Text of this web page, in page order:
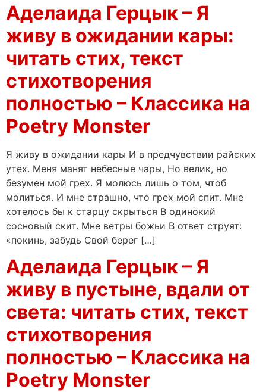
Аделаида Герцык – Я
живу в ожидании кары:
читать стих, текст
стихотворения
полностью – Классика на
Poetry Monster
Я живу в ожидании кары И в предчувствии райских
утех. Меня манят небесные чары, Но велик, но
безумен мой грех. Я молюсь лишь о том, чтоб
молиться. И мне страшно, что грех мой спит. Мне
хотелось бы к старцу скрыться В одинокий
сосновый скит. Мне ветры божьи В ответ струят:
«покинь, забудь Свой берег […]
Аделаида Герцык – Я
живу в пустыне, вдали от
света: читать стих, текст
стихотворения
полностью – Классика на
Poetry Monster